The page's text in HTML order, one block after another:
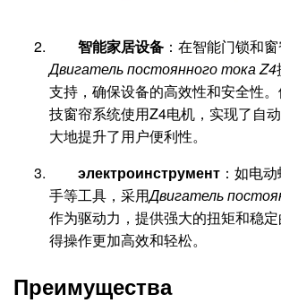
智能家居设备 ：在智能门锁和
Двигатель постоянного тока Z4
支持，确保设备的高效性和安全性
技窗帘系统使用Z4电机，实现了自
大地提升了用户便利性。
электроинструмент ：如电
手等工具，采用Двигатель
作为驱动力，提供强大的扭矩和稳
得操作更加高效和轻松。
Преимущества